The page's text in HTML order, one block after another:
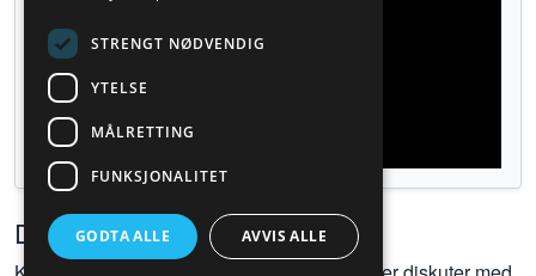
Diskusjoner
STRENGT NØDVENDIG
YTELSE
MÅLRETTING
FUNKSJONALITET
GODTA ALLE AVVIS ALLE